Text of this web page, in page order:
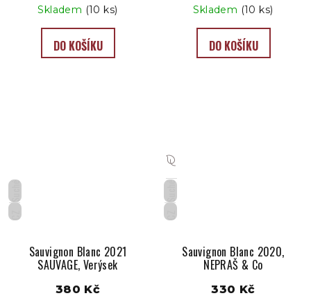
Skladem (10 ks)
DO KOŠÍKU
Skladem (10 ks)
DO KOŠÍKU
CZ
Suché
Sauvignon Blanc 2021
SAUVAGE, Verýsek
380 Kč
CZ
Suché
Sauvignon Blanc 2020,
NEPRAŠ & Co
330 Kč